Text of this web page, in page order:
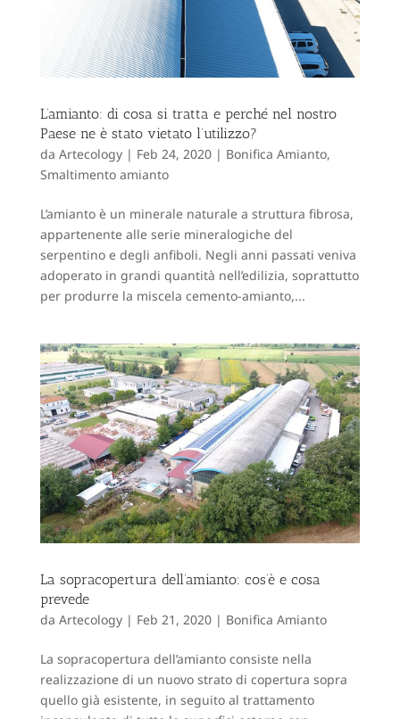
L’amianto: di cosa si tratta e perché nel nostro
Paese ne è stato vietato l’utilizzo?
da Artecology| Feb 24, 2020| Bonifica Amianto,
Smaltimento amianto
L’amianto è un minerale naturale a struttura fibrosa,
appartenente alle serie mineralogiche del
serpentino e degli anfiboli. Negli anni passati veniva
adoperato in grandi quantità nell’edilizia, soprattutto
per produrre la miscela cemento-amianto,...
La sopracopertura dell’amianto: cos’è e cosa
prevede
da Artecology| Feb 21, 2020| Bonifica Amianto
La sopracopertura dell’amianto consiste nella
realizzazione di un nuovo strato di copertura sopra
quello già esistente, in seguito al trattamento